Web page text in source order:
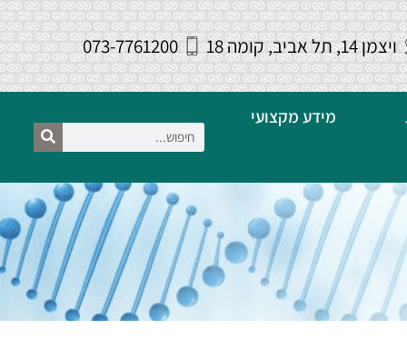
ויצמן 14, תל אביב, קומה 18 073-7761200
מידע מקצועי